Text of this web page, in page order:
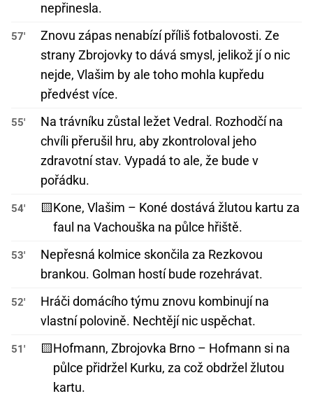
nepřinesla.
57'
Znovu zápas nenabízí příliš fotbalovosti. Ze
strany Zbrojovky to dává smysl, jelikož jí o nic
nejde, Vlašim by ale toho mohla kupředu
předvést více.
55'
Na trávníku zůstal ležet Vedral. Rozhodčí na
chvíli přerušil hru, aby zkontroloval jeho
zdravotní stav. Vypadá to ale, že bude v
pořádku.
54' 🟨Kone, Vlašim – Koné dostává žlutou kartu za
faul na Vachouška na půlce hřiště.
53'
Nepřesná kolmice skončila za Rezkovou
brankou. Golman hostí bude rozehrávat.
52'
Hráči domácího týmu znovu kombinují na
vlastní polovině. Nechtějí nic uspěchat.
51' 🟨Hofmann, Zbrojovka Brno – Hofmann si na
půlce přidržel Kurku, za což obdržel žlutou
kartu.